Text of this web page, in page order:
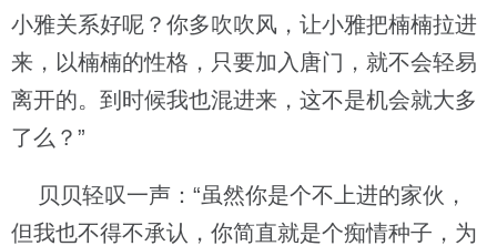
小雅关系好呢？你多吹吹风，让小雅把楠楠拉进
来，以楠楠的性格，只要加入唐门，就不会轻易
离开的。到时候我也混进来，这不是机会就大多
了么？”
贝贝轻叹一声：“虽然你是个不上进的家伙，
但我也不得不承认，你简直就是个痴情种子，为